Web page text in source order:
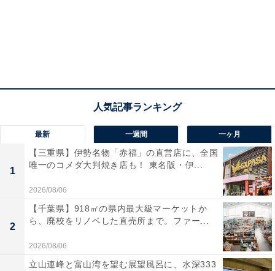
最新 一週間 一ヶ月
1
【三重県】伊勢名物「赤福」の直営店に、全国
唯一のコメダ大判焼き店も！ 東名阪・伊...
2026/08/06
2
【千葉県】918㎡の県内最大級マーケットか
ら、廃校をリノベした直売所まで。ファー...
2026/08/06
立山連峰と富山湾を望む展望風呂に、水深333